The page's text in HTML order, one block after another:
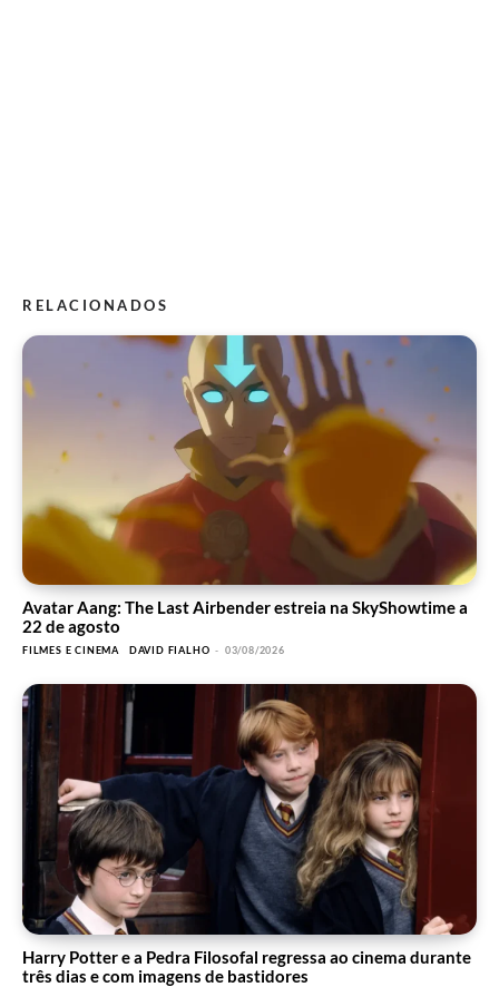
RELACIONADOS
Avatar Aang: The Last Airbender estreia na SkyShowtime a
22 de agosto
FILMES E CINEMA DAVID FIALHO - 03/08/2026
Harry Potter e a Pedra Filosofal regressa ao cinema durante
três dias e com imagens de bastidores